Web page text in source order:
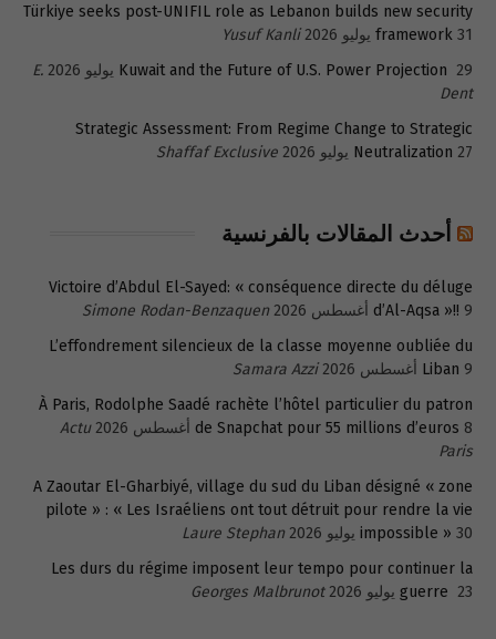
Türkiye seeks post-UNIFIL role as Lebanon builds new security
framework 31 يوليو 2026
Yusuf Kanli
Kuwait and the Future of U.S. Power Projection 29 يوليو 2026
E.
Dent
Strategic Assessment: From Regime Change to Strategic
Neutralization 27 يوليو 2026 Shaffaf Exclusive
أحدث المقالات بالفرنسية
Victoire d’Abdul El-Sayed: « conséquence directe du déluge
d’Al-Aqsa »!! 9 أغسطس 2026
Simone Rodan-Benzaquen
L’effondrement silencieux de la classe moyenne oubliée du
Liban 9 أغسطس 2026
Samara Azzi
À Paris, Rodolphe Saadé rachète l’hôtel particulier du patron
de Snapchat pour 55 millions d’euros 8 أغسطس 2026
Actu
Paris
A Zaoutar El-Gharbiyé, village du sud du Liban désigné « zone
pilote » : « Les Israéliens ont tout détruit pour rendre la vie
impossible » 30 يوليو 2026
Laure Stephan
Les durs du régime imposent leur tempo pour continuer la
guerre 23 يوليو 2026 Georges Malbrunot